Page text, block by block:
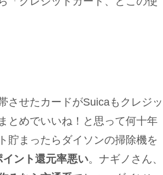
させたカードがSuicaもクレジッ
とめでいいね！と思って何十年
貯まったらダイソンの掃除機を
ント還元率悪い。ナギノさん、